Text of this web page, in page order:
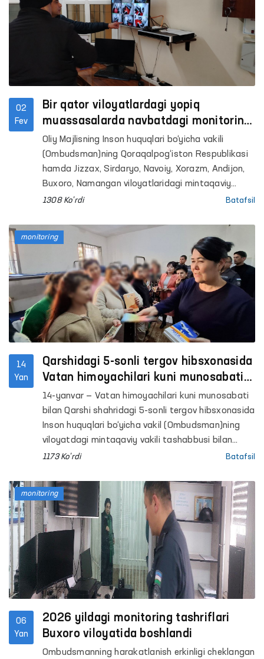
02
Fev
Bir qator viloyatlardagi yopiq
muassasalarda navbatdagi monitoring
tashriflari amalga oshirildi
Oliy Majlisning Inson huquqlari bo‘yicha vakili
(Ombudsman)ning Qoraqalpog‘iston Respublikasi
hamda Jizzax, Sirdaryo, Navoiy, Xorazm, Andijon,
Buxoro, Namangan viloyatlaridagi mintaqaviy
vakillari tomonidan harakatlanish erkinligi
muassasalarda monitoring tashriflari amalga
oshirildi.
1308 Ko'rdi Batafsil
14
Yan
Qarshidagi 5-sonli tergov hibsxonasida
Vatan himoyachilari kuni munosabati
bilan tadbir o‘tkazildi
14-yanvar — Vatan himoyachilari kuni munosabati
bilan Qarshi shahridagi 5-sonli tergov hibsxonasida
Inson huquqlari bo‘yicha vakil (Ombudsman)ning
viloyatdagi mintaqaviy vakili tashabbusi bilan
huquqiy-ma’rifiy targ‘ibot tadbiri tashkil etildi.
1173 Ko'rdi Batafsil
monitoring
06
Yan
2026 yildagi monitoring tashriflari
Buxoro viloyatida boshlandi
Ombudsmanning harakatlanish erkinligi cheklangan
monitoring